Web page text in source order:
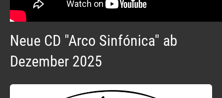
Neue CD "Arco Sinfónica" ab
Dezember 2025